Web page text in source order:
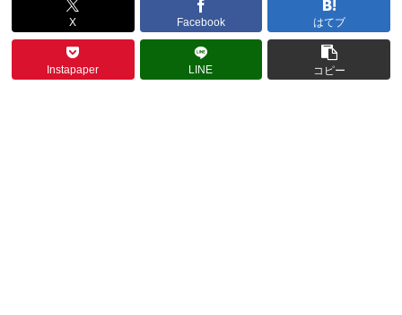
X Facebook はてブ
Instapaper LINE コピー